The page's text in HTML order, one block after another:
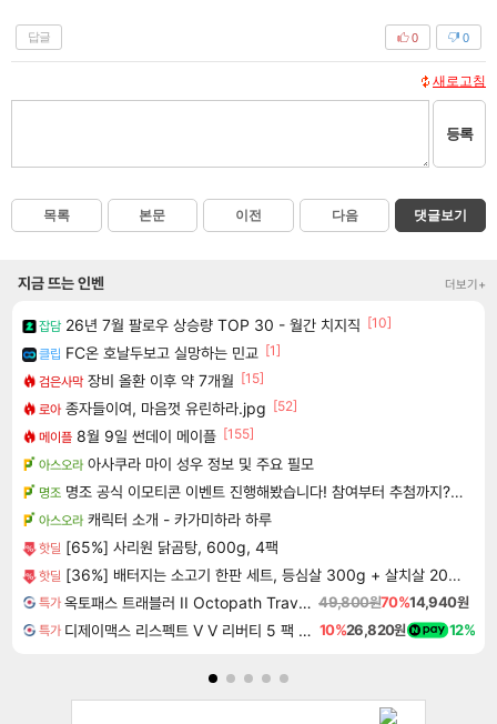
답글 0
0
새로고침
등록
목록 본문 이전 다음 댓글보기
지금 뜨는 인벤 더보기+
잡담 26년 7월 팔로우 상승량 TOP 30 - 월간 치지직 [10]
클립 FC온 호날두보고 실망하는 민교 [1]
검은사막 장비 올환 이후 약 7개월 [15]
로아 종자들이여, 마음껏 유린하라.jpg [52]
메이플 8월 9일 썬데이 메이플 [155]
아스오라 아사쿠라 마이 성우 정보 및 주요 필모
명조 명조 공식 이모티콘 이벤트 진행해봤습니다! 참여부터 추첨까지????
아스오라 캐릭터 소개 - 카가미하라 하루
핫딜 [65%] 사리원 닭곰탕, 600g, 4팩
핫딜 [36%] 배터지는 소고기 한판 세트, 등심살 300g + 살치살 200g + 부채살 200g + 갈비살 200g + 우삼겹 300g, 1.2kg, 1세트
특가 옥토패스 트래블러 II Octopath Traveler II 49,800원70%14,940원
특가 디제이맥스 리스펙트 V V 리버티 5 팩 DJMAX RESPECT V V Liberty 5 Pack DLC 10%26,820원 12%